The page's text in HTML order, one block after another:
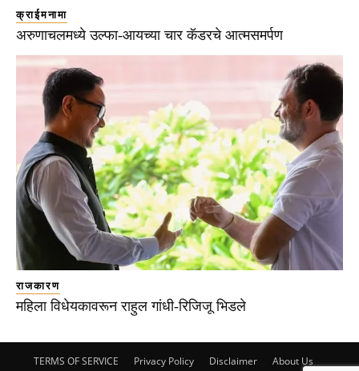
क्राईमनामा
अरुणाचलमध्ये उल्फा-आयच्या चार कॅडरचे आत्मसमर्पण
राजकारण
महिला विधेयकावरून राहुल गांधी-रिजिजू भिडले
TERMS OF SERVICE Privacy Policy Disclaimer About Us